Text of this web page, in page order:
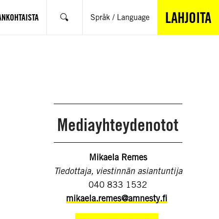
Hae Språk / Language LAHJOITA
Mediayhteydenotot
Mikaela Remes
Tiedottaja, viestinnän asiantuntija
040 833 1532
mikaela.remes@amnesty.fi